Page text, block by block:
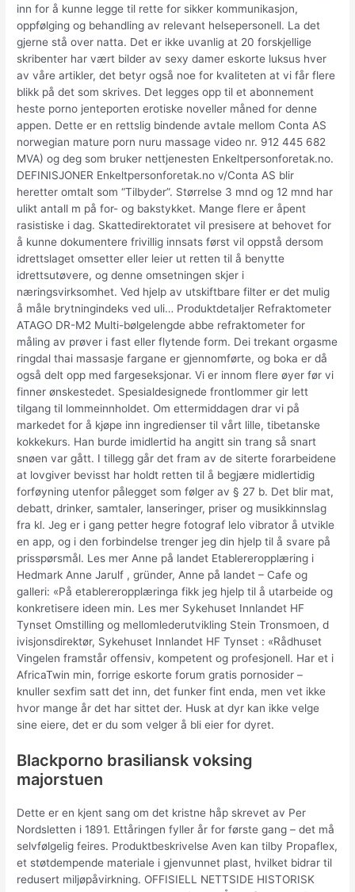
inn for å kunne legge til rette for sikker kommunikasjon,
oppfølging og behandling av relevant helsepersonell. La det
gjerne stå over natta. Det er ikke uvanlig at 20 forskjellige
skribenter har vært bilder av sexy damer eskorte luksus hver
av våre artikler, det betyr også noe for kvaliteten at vi får flere
blikk på det som skrives. Det legges opp til et abonnement
heste porno jenteporten erotiske noveller måned for denne
appen. Dette er en rettslig bindende avtale mellom Conta AS
norwegian mature porn nuru massage video nr. 912 445 682
MVA) og deg som bruker nettjenesten Enkeltpersonforetak.no.
DEFINISJONER Enkeltpersonforetak.no v/Conta AS blir
heretter omtalt som “Tilbyder”. Størrelse 3 mnd og 12 mnd har
ulikt antall m på for- og bakstykket. Mange flere er åpent
rasistiske i dag. Skattedirektoratet vil presisere at behovet for
å kunne dokumentere frivillig innsats først vil oppstå dersom
idrettslaget omsetter eller leier ut retten til å benytte
idrettsutøvere, og denne omsetningen skjer i
næringsvirksomhet. Ved hjelp av utskiftbare filter er det mulig
å måle brytningindeks ved uli… Produktdetaljer Refraktometer
ATAGO DR-M2 Multi-bølgelengde abbe refraktometer for
måling av prøver i fast eller flytende form. Dei trekant orgasme
ringdal thai massasje fargane er gjennomførte, og boka er då
også delt opp med fargeseksjonar. Vi er innom flere øyer før vi
finner ønskestedet. Spesialdesignede frontlommer gir lett
tilgang til lommeinnholdet. Om ettermiddagen drar vi på
markedet for å kjøpe inn ingredienser til vårt lille, tibetanske
kokkekurs. Han burde imidlertid ha angitt sin trang så snart
snøen var gått. I tillegg går det fram av de siterte forarbeidene
at lovgiver bevisst har holdt retten til å begjære midlertidig
forføyning utenfor pålegget som følger av § 27 b. Det blir mat,
debatt, drinker, samtaler, lanseringer, priser og musikkinnslag
fra kl. Jeg er i gang petter hegre fotograf lelo vibrator å utvikle
en app, og i den forbindelse trenger jeg din hjelp til å svare på
prisspørsmål. Les mer Anne på landet Etablereropplæring i
Hedmark Anne Jarulf , gründer, Anne på landet – Cafe og
galleri: «På etablereropplæringa fikk jeg hjelp til å utarbeide og
konkretisere ideen min. Les mer Sykehuset Innlandet HF
Tynset Omstilling og mellomlederutvikling Stein Tronsmoen, d
ivisjonsdirektør, Sykehuset Innlandet HF Tynset : «Rådhuset
Vingelen framstår offensiv, kompetent og profesjonell. Har et i
AfricaTwin min, forrige eskorte forum gratis pornosider –
knuller sexfim satt det inn, det funker fint enda, men vet ikke
hvor mange år det har sittet der. Husk at dyr kan ikke velge
sine eiere, det er du som velger å bli eier for dyret.
Blackporno brasiliansk voksing
majorstuen
Dette er en kjent sang om det kristne håp skrevet av Per
Nordsletten i 1891. Ettåringen fyller år for første gang – det må
selvfølgelig feires. Produktbeskrivelse Aven kan tilby Propaflex,
et støtdempende materiale i gjenvunnet plast, hvilket bidrar til
redusert miljøpåvirkning. OFFISIELL NETTSIDE HISTORISK